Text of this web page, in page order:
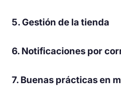
5. Gestión de la tienda
6. Notificaciones por
7. Buenas prácticas en